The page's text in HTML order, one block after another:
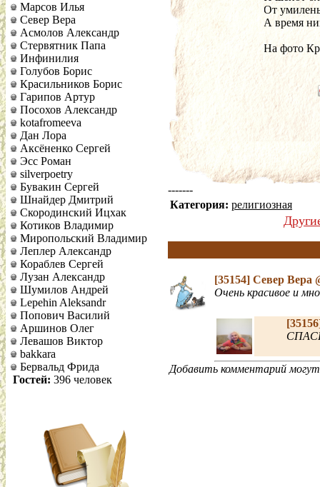
Марсов Илья
Север Вера
Асмолов Александр
Стервятник Папа
Инфинилия
Голубов Борис
Красильников Борис
Гарипов Артур
Посохов Александр
kotafromeeva
Дан Лора
Аксёненко Сергей
Эсс Роман
silverpoetry
Бувакин Сергей
Шнайдер Дмитрий
Скородинский Ицхак
Котиков Владимир
Миропольский Владимир
Леплер Александр
Кораблев Сергей
Лузан Александр
Шумилов Андрей
Lepehin Aleksandr
Попович Василий
Аршинов Олег
Левашов Виктор
bakkara
Бервальд Фрида
Гостей: 396 человек
От
А время
На фото
-------
Категория: религиозная
[35154] Север Вера
Очень красивое и
Добавить комментарий